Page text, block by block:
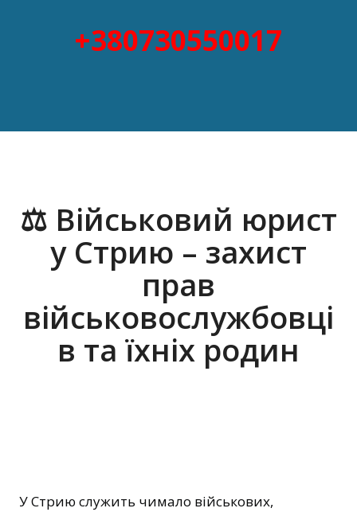
+380730550017
⚖️ Військовий юрист
у Стрию – захист
прав
військовослужбовці
в та їхніх родин
У Стрию служить чимало військових,